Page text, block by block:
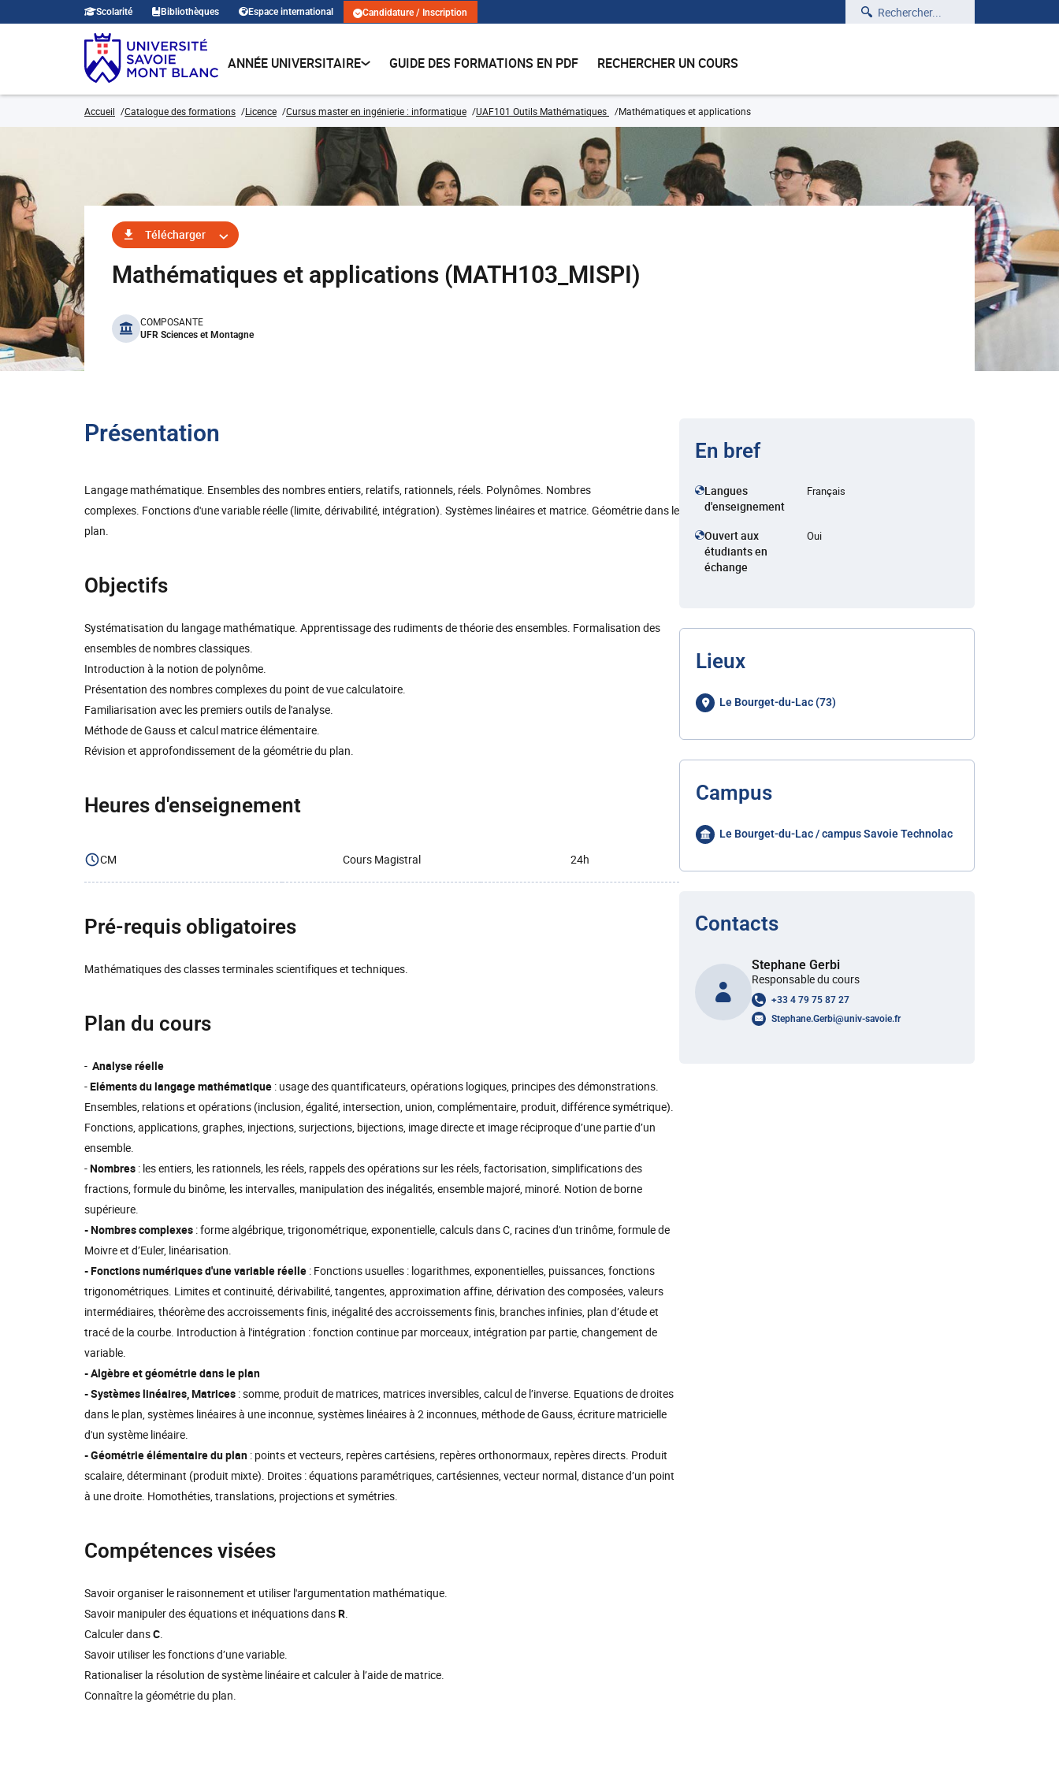
Scolarité Bibliothèques Espace international Candidature / Inscription Rechercher
ANNÉE UNIVERSITAIRE GUIDE DES FORMATIONS EN PDF RECHERCHER UN COURS
Accueil Catalogue des formations Licence Cursus master en ingénierie : informatique UAF101 Outils Mathématiques Mathématiques et applications
Télécharger
Mathématiques et applications (MATH103_MISPI)
benefits
COMPOSANTE
UFR Sciences et Montagne
Présentation
Langage mathématique. Ensembles des nombres entiers, relatifs, rationnels, réels. Polynômes. Nombres
complexes. Fonctions d'une variable réelle (limite, dérivabilité, intégration). Systèmes linéaires et matrice. Géométrie dans le
plan.
Objectifs
Systématisation du langage mathématique. Apprentissage des rudiments de théorie des ensembles. Formalisation des
ensembles de nombres classiques.
Introduction à la notion de polynôme.
Présentation des nombres complexes du point de vue calculatoire.
Familiarisation avec les premiers outils de l'analyse.
Méthode de Gauss et calcul matrice élémentaire.
Révision et approfondissement de la géométrie du plan.
Heures d'enseignement
CM Cours Magistral 24h
Pré-requis obligatoires
Mathématiques des classes terminales scientifiques et techniques.
Plan du cours
- Analyse réelle
-Eléments du langage mathématique : usage des quantificateurs, opérations logiques, principes des démonstrations.
Ensembles, relations et opérations (inclusion, égalité, intersection, union, complémentaire, produit, différence symétrique).
Fonctions, applications, graphes, injections, surjections, bijections, image directe et image réciproque d’une partie d’un
ensemble.
-Nombres : les entiers, les rationnels, les réels, rappels des opérations sur les réels, factorisation, simplifications des
fractions, formule du binôme, les intervalles, manipulation des inégalités, ensemble majoré, minoré. Notion de borne
supérieure.
- Nombres complexes : forme algébrique, trigonométrique, exponentielle, calculs dans C, racines d'un trinôme, formule de
Moivre et d’Euler, linéarisation.
- Fonctions numériques d'une variable réelle : Fonctions usuelles : logarithmes, exponentielles, puissances, fonctions
trigonométriques. Limites et continuité, dérivabilité, tangentes, approximation affine, dérivation des composées, valeurs
intermédiaires, théorème des accroissements finis, inégalité des accroissements finis, branches infinies, plan d’étude et
tracé de la courbe. Introduction à l'intégration : fonction continue par morceaux, intégration par partie, changement de
variable.
- Algèbre et géométrie dans le plan
- Systèmes linéaires, Matrices : somme, produit de matrices, matrices inversibles, calcul de l’inverse. Equations de droites
dans le plan, systèmes linéaires à une inconnue, systèmes linéaires à 2 inconnues, méthode de Gauss, écriture matricielle
d'un système linéaire.
- Géométrie élémentaire du plan : points et vecteurs, repères cartésiens, repères orthonormaux, repères directs. Produit
scalaire, déterminant (produit mixte). Droites : équations paramétriques, cartésiennes, vecteur normal, distance d’un point
à une droite. Homothéties, translations, projections et symétries.
Compétences visées
Savoir organiser le raisonnement et utiliser l'argumentation mathématique.
Savoir manipuler des équations et inéquations dansR.
Calculer dansC.
Savoir utiliser les fonctions d’une variable.
Rationaliser la résolution de système linéaire et calculer à l’aide de matrice.
Connaître la géométrie du plan.
En bref
Langues
d'enseignement
Français
Ouvert aux
étudiants en
échange
Oui
Lieux
Le Bourget-du-Lac (73)
Campus
Le Bourget-du-Lac / campus Savoie Technolac
Contacts
Stephane Gerbi
Responsable du cours
+33 4 79 75 87 27
Stephane.Gerbi@univ-savoie.fr